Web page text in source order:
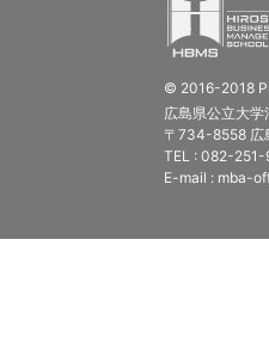
© 2016-2018
広島県公立大
〒734-8558 広
TEL : 082-
E-mail : mba-